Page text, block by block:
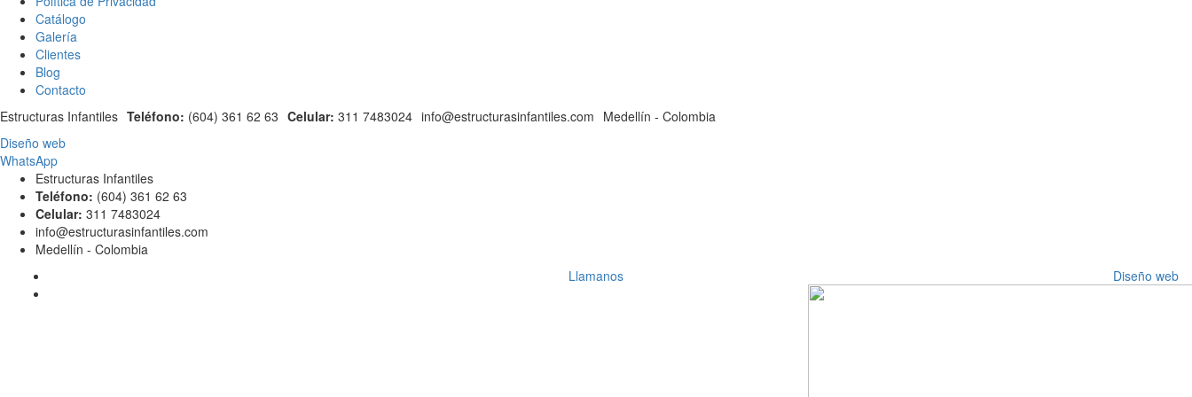
Catálogo
Galería
Clientes
Blog
Contacto
Estructuras Infantiles Teléfono: (604) 361 62 63 Celular: 311 7483024 info@estructurasinfantiles.com Medellín - Colombia
Diseño web
WhatsApp
Estructuras Infantiles
Teléfono: (604) 361 62 63
Celular: 311 7483024
info@estructurasinfantiles.com
Medellín - Colombia
Llamanos Diseño web